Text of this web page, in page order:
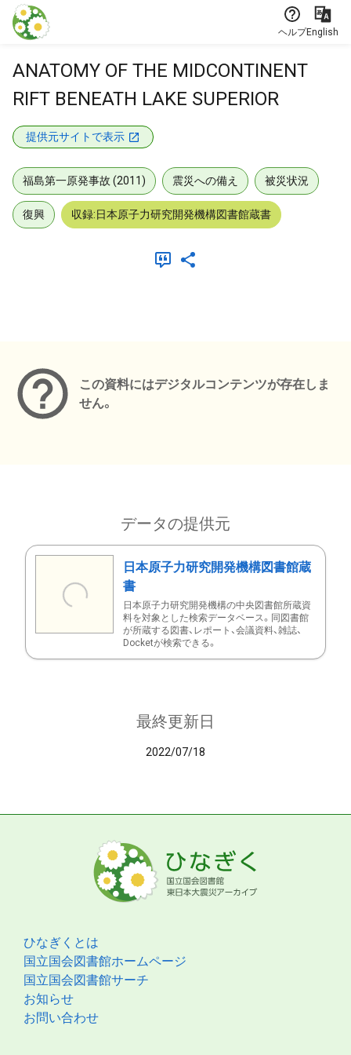
本文に飛ぶ
ヘルプEnglish
ANATOMY OF THE MIDCONTINENT
RIFT BENEATH LAKE SUPERIOR
提供元サイトで表示
福島第一原発事故 (2011) 震災への備え 被災状況
復興 収録:日本原子力研究開発機構図書館蔵書
この資料にはデジタルコンテンツが存在しま
せん。
データの提供元
日本原子力研究開発機構図書館蔵
書
日本原子力研究開発機構の中央図書館所蔵資
料を対象とした検索データベース。同図書館
が所蔵する図書、レポート、会議資料、雑誌、
Docketが検索できる。
最終更新日
2022/07/18
ひなぎくとは
国立国会図書館ホームページ
国立国会図書館サーチ
お知らせ
お問い合わせ